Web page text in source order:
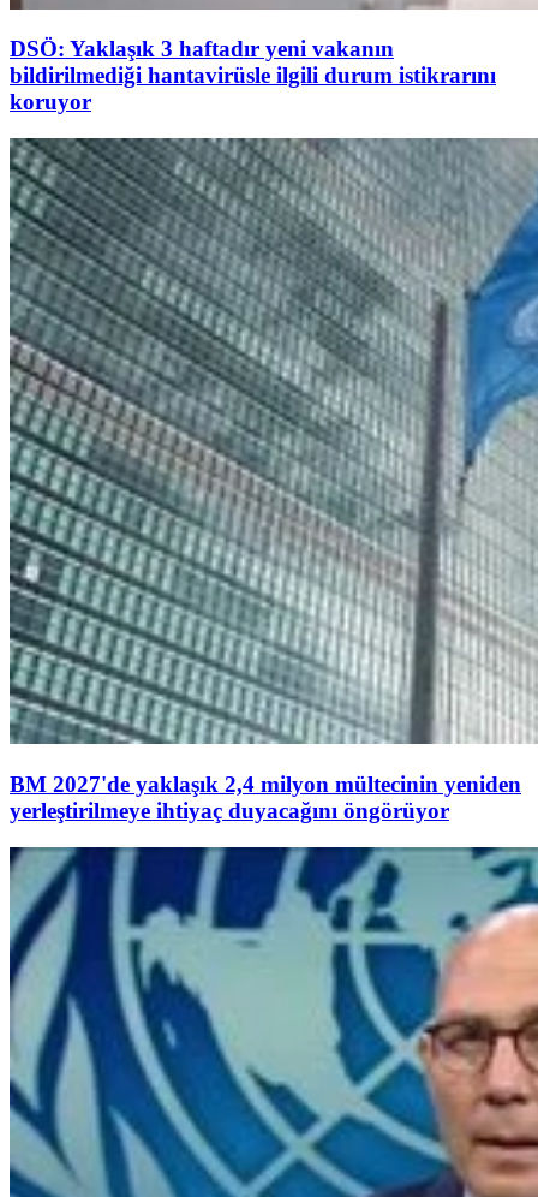
DSÖ: Yaklaşık 3 haftadır yeni vakanın
bildirilmediği hantavirüsle ilgili durum istikrarını
koruyor
BM 2027'de yaklaşık 2,4 milyon mültecinin yeniden
yerleştirilmeye ihtiyaç duyacağını öngörüyor